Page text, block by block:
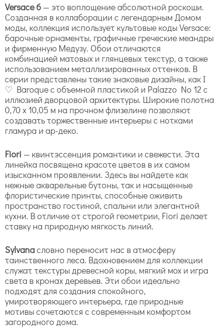
Versace 6 — это воплощение абсолютной роскоши.
Созданная в коллаборации с легендарным Домом
моды, коллекция использует культовые коды Versace:
барочные орнаменты, графичные греческие меандры
и фирменную Медузу. Обои отличаются
комбинацией матовых и глянцевых текстур, а также
использованием металлизированных оттенков. В
серии представлены такие знаковые дизайны, как I
♡ Baroque с объемной пластикой и Palazzo No 12 с
иллюзией дворцовой архитектуры. Широкие полотна
0,70 х 10,05 м на прочном флизелине позволяют
создавать торжественные интерьеры с нотками
гламура и ар-деко.
Fiori — квинтэссенция романтики и свежести. Эта
линейка посвящена красоте цветов в их самом
изысканном проявлении. Здесь вы найдете как
нежные акварельные бутоны, так и насыщенные
флористические принты, способные оживить
пространство гостиной, спальни или элегантной
кухни. В отличие от строгой геометрии, Fiori делает
ставку на природную мягкость линий.
Sylvanaсловно переносит нас в атмосферу
таинственного леса. Вдохновением для коллекции
служат текстуры древесной коры, мягкий мох и игра
света в кронах деревьев. Эти обои идеально
подходят для создания спокойного,
умиротворяющего интерьера, где природные
мотивы сочетаются с современным комфортом
загородного дома.